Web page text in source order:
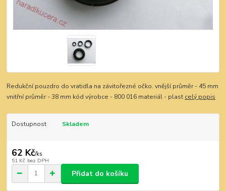
Redukční pouzdro do vratidla na závitořezné očko. vnější průměr - 45 mm
vnitřní průměr - 38 mm kód výrobce - 800 016 materiál - plast celý popis
Dostupnost Skladem
62 Kč/ks
51 Kč bez DPH
Přidat do košíku